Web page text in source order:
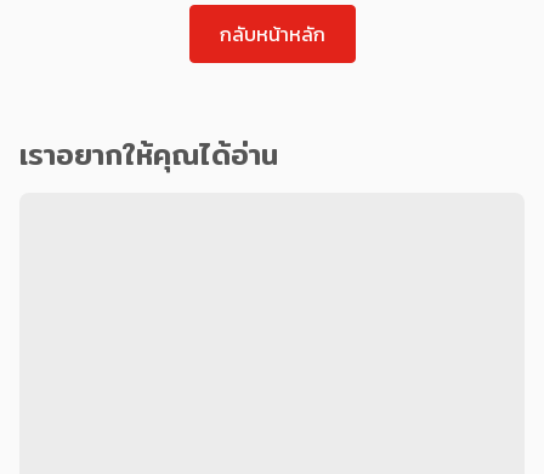
กลับหน้าหลัก
เราอยากให้คุณได้อ่าน